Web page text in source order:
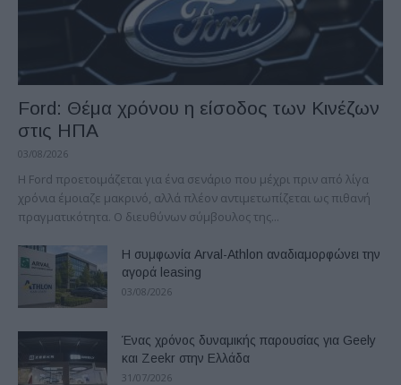
Ford: Θέμα χρόνου η είσοδος των Κινέζων
στις ΗΠΑ
03/08/2026
Η Ford προετοιμάζεται για ένα σενάριο που μέχρι πριν από λίγα
χρόνια έμοιαζε μακρινό, αλλά πλέον αντιμετωπίζεται ως πιθανή
πραγματικότητα. Ο διευθύνων σύμβουλος της...
Η συμφωνία Arval-Athlon αναδιαμορφώνει την
αγορά leasing
03/08/2026
Ένας χρόνος δυναμικής παρουσίας για Geely
και Zeekr στην Ελλάδα
31/07/2026